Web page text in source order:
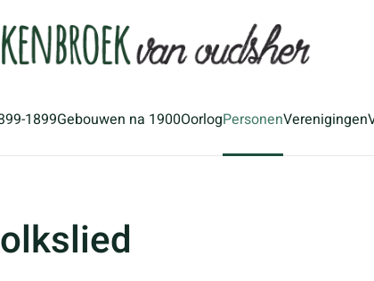
1899Gebouwen na 1900OorlogPersonenVerenigingen